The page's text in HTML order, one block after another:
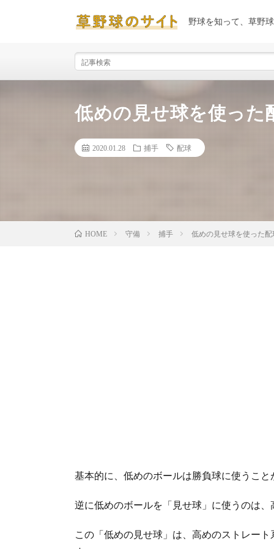
野球を知って、草野
低めの見せ球を使った
2020.01.28 捕手 配球
HOME 守備 捕手 低めの見せ球を使った配
基本的に、低めのボールは勝負球に使うこ
逆に低めのボールを「見せ球」に使うのは
この「低めの見せ球」は、高めのストレー